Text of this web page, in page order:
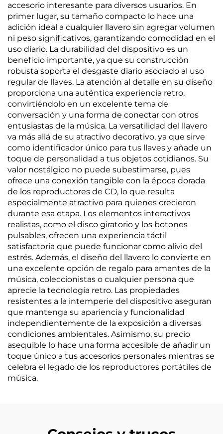
accesorio interesante para diversos usuarios. En
primer lugar, su tamaño compacto lo hace una
adición ideal a cualquier llavero sin agregar volumen
ni peso significativos, garantizando comodidad en el
uso diario. La durabilidad del dispositivo es un
beneficio importante, ya que su construcción
robusta soporta el desgaste diario asociado al uso
regular de llaves. La atención al detalle en su diseño
proporciona una auténtica experiencia retro,
convirtiéndolo en un excelente tema de
conversación y una forma de conectar con otros
entusiastas de la música. La versatilidad del llavero
va más allá de su atractivo decorativo, ya que sirve
como identificador único para tus llaves y añade un
toque de personalidad a tus objetos cotidianos. Su
valor nostálgico no puede subestimarse, pues
ofrece una conexión tangible con la época dorada
de los reproductores de CD, lo que resulta
especialmente atractivo para quienes crecieron
durante esa etapa. Los elementos interactivos
realistas, como el disco giratorio y los botones
pulsables, ofrecen una experiencia táctil
satisfactoria que puede funcionar como alivio del
estrés. Además, el diseño del llavero lo convierte en
una excelente opción de regalo para amantes de la
música, coleccionistas o cualquier persona que
aprecie la tecnología retro. Las propiedades
resistentes a la intemperie del dispositivo aseguran
que mantenga su apariencia y funcionalidad
independientemente de la exposición a diversas
condiciones ambientales. Asimismo, su precio
asequible lo hace una forma accesible de añadir un
toque único a tus accesorios personales mientras se
celebra el legado de los reproductores portátiles de
música.